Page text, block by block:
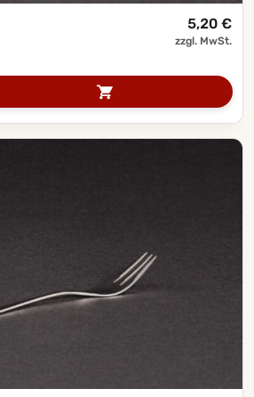
5,20 €
zzgl. MwSt.